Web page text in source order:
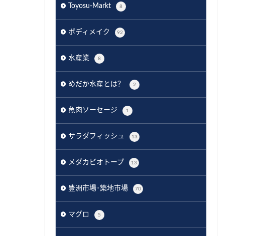
Toyosu-Markt 8
ボディメイク 92
水産業 8
めだか水産とは？ 2
魚肉ソーセージ 1
サラダフィッシュ 13
メダカビオトープ 13
豊洲市場･築地市場 70
マグロ 5